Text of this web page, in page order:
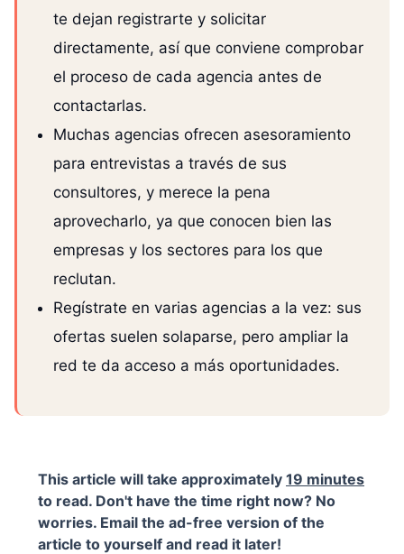
te dejan registrarte y solicitar
directamente, así que conviene comprobar
el proceso de cada agencia antes de
contactarlas.
Muchas agencias ofrecen asesoramiento
para entrevistas a través de sus
consultores, y merece la pena
aprovecharlo, ya que conocen bien las
empresas y los sectores para los que
reclutan.
Regístrate en varias agencias a la vez: sus
ofertas suelen solaparse, pero ampliar la
red te da acceso a más oportunidades.
This article will take approximately 19 minutes
to read. Don't have the time right now? No
worries. Email the ad-free version of the
article to yourself and read it later!